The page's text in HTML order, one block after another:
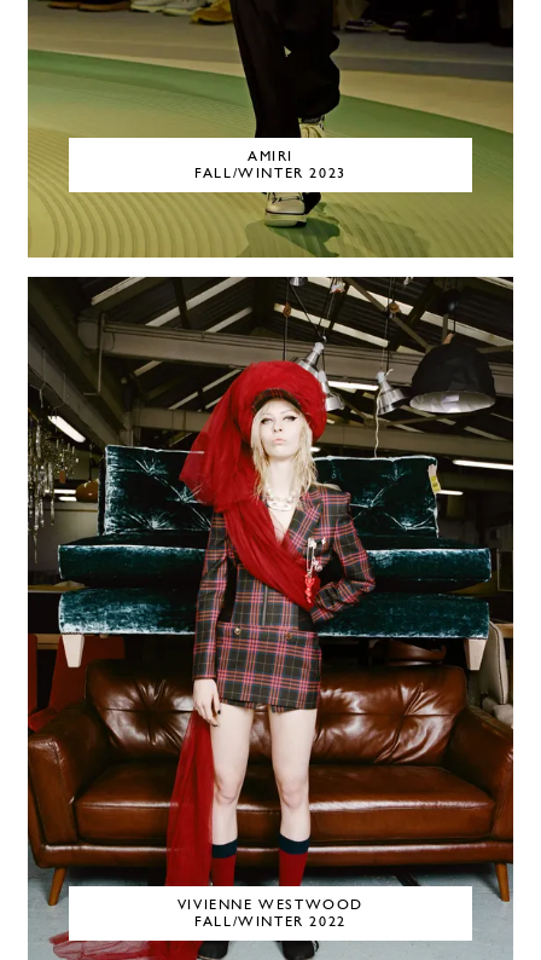
AMIRI
FALL/WINTER 2023
VIVIENNE WESTWOOD
FALL/WINTER 2022